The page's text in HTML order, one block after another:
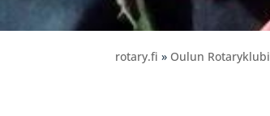
rotary.fi » Oulun Rotaryklubi